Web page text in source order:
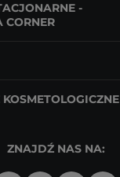
-
CORNER
ZNAJDŹ NAS NA: